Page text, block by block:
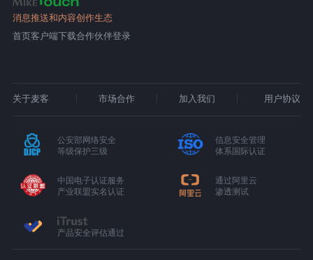
消息推送和内容创作生态
首页客户端下载合作伙伴登录
关于麦客 市场合作 加入我们 用户协议
公安部网络安全
等级保护三级
信息安全管理
体系国际认证
中国电子认证服务
产业联盟实名认证
通过阿里云
渗透测试
产品安全评估通过